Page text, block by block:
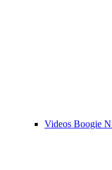
Videos Boogie